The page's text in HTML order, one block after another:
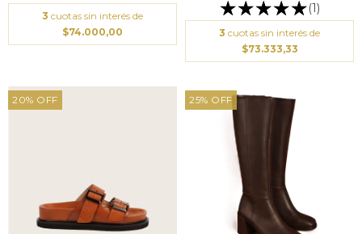
3 cuotas sin interés de
$74.000,00
(1)
3 cuotas sin interés de
$73.333,33
20% OFF 25% OFF